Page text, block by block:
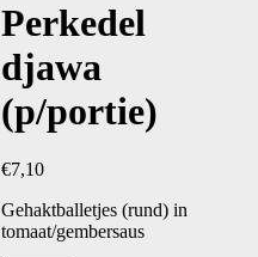
Perkedel
djawa
(p/portie)
€7,10
Gehaktballetjes (rund) in
tomaat/gembersaus